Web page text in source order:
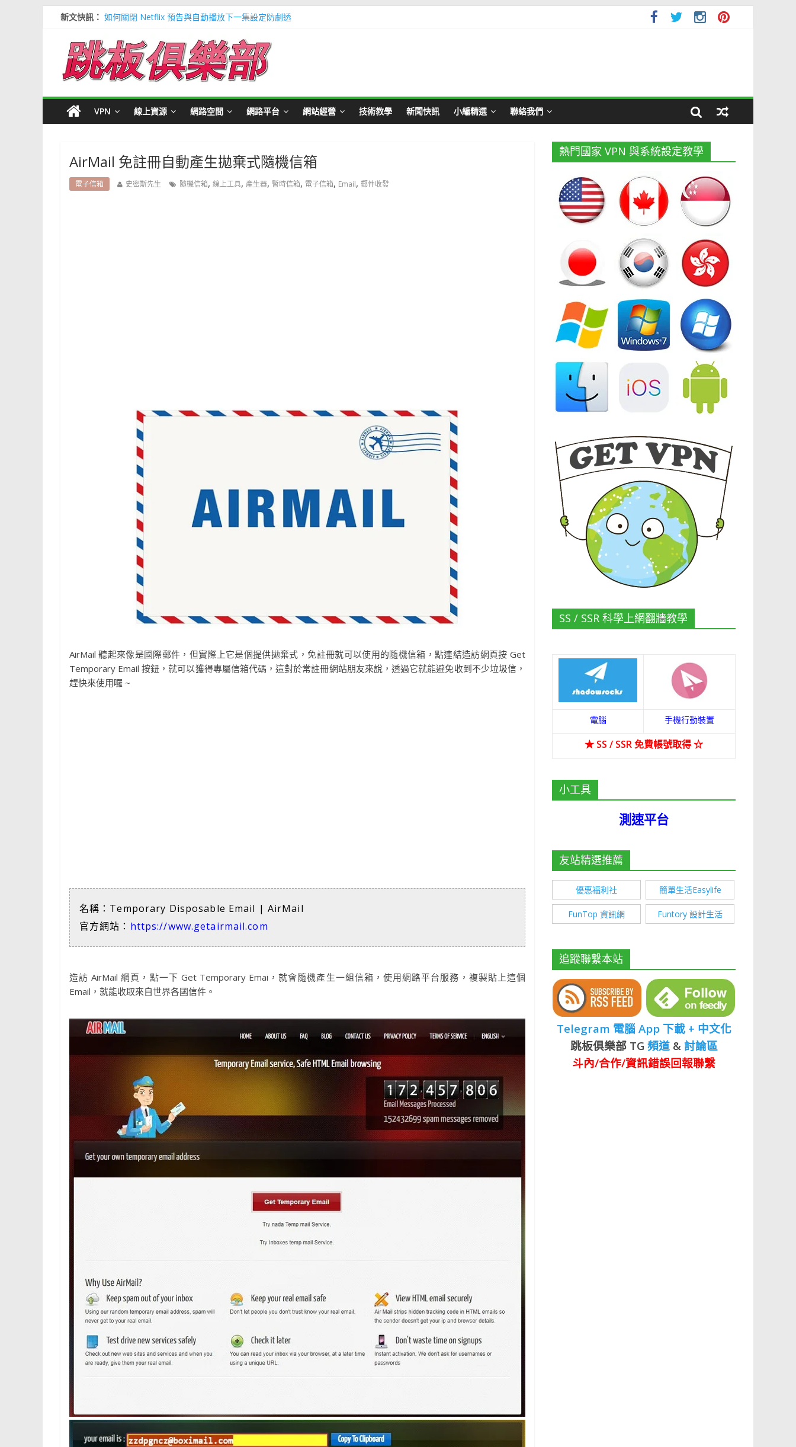
新文快訊： 如何關閉 Netflix 預告與自動播放下一集設定防劇透
信用卡號產生器 (含CVV) 懶人包＃多個 Visa / Master Card 網站
寶可夢飛人安卓必裝 FonesGo 虛擬定位不用出門玩遊戲教學
Google 刪除超過兩年登入帳號＃不想被砍帳號教學
VPN 線上資源 網路空間 網路平台 網站經營 技術教學 新聞快訊 小編精選 聯絡我們
AirMail 免註冊自動產生拋棄式隨機信箱
電子信箱 史密斯先生 隨機信箱, 線上工具, 產生器, 暫時信箱, 電子信箱, Email, 郵件收發
AirMail 聽起來像是國際郵件，但實際上它是個提供拋棄式，免註冊就可以使用的隨機信箱，點連結造訪網頁按 Get
Temporary Email 按鈕，就可以獲得專屬信箱代碼，這對於常註冊網站朋友來說，透過它就能避免收到不少垃圾信，
趕快來使用囉 ~
名稱：Temporary Disposable Email | AirMail
官方網站： https://www.getairmail.com
造訪 AirMail 網頁，點一下 Get Temporary Emai，就會隨機產生一組信箱，使用網路平台服務，複製貼上這個
Email，就能收取來自世界各國信件。
熱門國家 VPN 與系統設定教學
SS / SSR 科學上網翻牆教學
電腦 手機行動裝置
★ SS / SSR 免費帳號取得☆
小工具
測速平台
友站精選推薦
優惠福利社 簡單生活Easylife
FunTop 資訊網 Funtory 設計生活
追蹤聯繫本站
Telegram 電腦 App 下載 + 中文化
跳板俱樂部 TG 頻道& 討論區
斗內/合作/資訊錯誤回報聯繫